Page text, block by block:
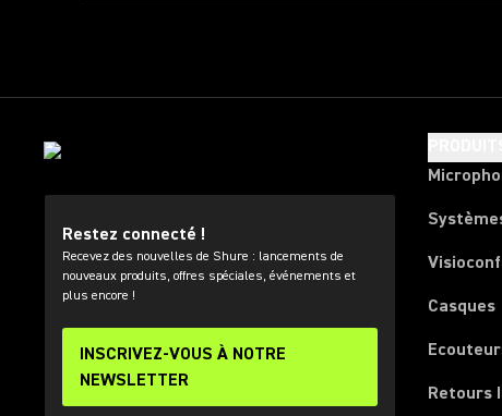
Restez connecté !
Recevez des nouvelles de Shure : lancements de
nouveaux produits, offres spéciales, événements et
plus encore !
INSCRIVEZ-VOUS À NOTRE
NEWSLETTER
Casques
Retours